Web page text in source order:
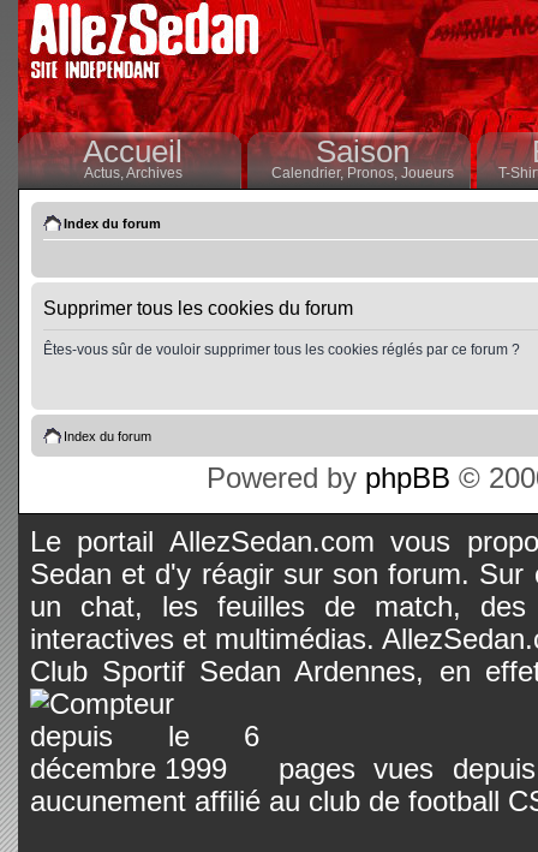
Accueil
Actus,Archives
Saison
Calendrier,Pronos, Joueurs T-
Index du forum
Supprimer tous les cookies du forum
Êtes-vous sûr de vouloir supprimer tous les cookies réglés par ce forum ?
Index du forum
Powered by phpBB ©
Le portail AllezSedan.com vous
Sedan et d'y réagir sur son forum.
un chat, les feuilles de match, des
interactives et multimédias.
Club Sportif Sedan Ardennes, en
pages vues
aucunement affilié au club de football